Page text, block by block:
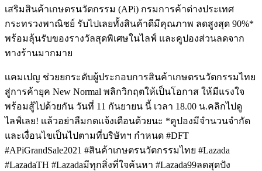
เสริมสินค้าเกษตรนวัตกรรม (APi) กรมการค้าต่างประเทศ
กระทรวงพาณิชย์ รับไปเลยทั้งสินค้าดีมีคุณภาพ ลดสูงสุด 90%*
พร้อมลุ้นรับของรางวัลสุดพิเศษในไลฟ์ และคูปองส่วนลดจาก
ทางร้านมากมาย
เเคมเปญ ช่วยยกระดับผู้ประกอบการสินค้าเกษตรนวัตกรรมไทย
สู่การค้ายุค New Normal พลิกวิกฤตให้เป็นโอกาส ให้มีแรงใจ
พร้อมสู้ไปด้วยกัน วันที่ 11 กันยายน นี้ เวลา 18.00 น.คลิกไปดู
ไลฟ์เลย! เเล้วอย่าลืมกดเเจ้งเตือนด้วยนะ *คูปองมีจำนวนจำกัด
และเงื่อนไขเป็นไปตามที่บริษัทฯ กำหนด #DFT
#APiGrandSale2021 #สินค้าเกษตรนวัตกรรมไทย #Lazada
#LazadaTH #Lazadaมีทุกสิ่งที่ใจค้นหา #Lazada99ลดสุดปัง